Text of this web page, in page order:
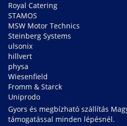
Royal Catering
STAMOS
MSW Motor Technics
Steinberg Systems
ulsonix
hillvert
physa
Wiesenfield
Fromm & Starck
Uniprodo
Gyors és megbízható szállítás
támogatással minden lépésnél.